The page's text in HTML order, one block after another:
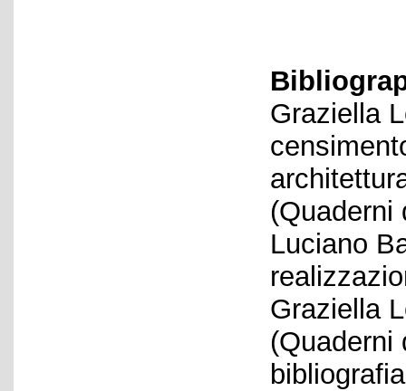
Graziella
(Quaderni
Luciano
Graziella
(Quaderni